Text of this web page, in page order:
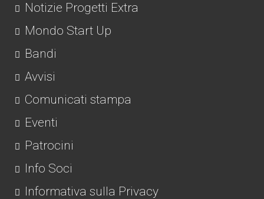
Notizie Progetti Extra
Mondo Start Up
Bandi
Avvisi
Comunicati stampa
Eventi
Patrocini
Info Soci
Informativa sulla Privacy